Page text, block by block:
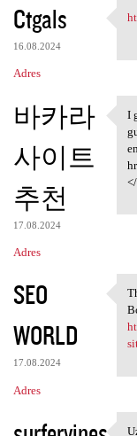
Ctgals
16.08.2024
Adres
바카라
사이트
추천
17.08.2024
Adres
I
I
SEO
WORLD
17.08.2024
Adres